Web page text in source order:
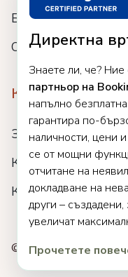
Директна
Знаете ли, че? Ние
партньор на
напълно
гарантира по-
наличности, цени
се от мощни
отчитане на
докладване на
други –
увеличат
Прочетете
Блог
Събития
Компания
За нас
Кариери
Клиенти
© 2025 Clock. Всички